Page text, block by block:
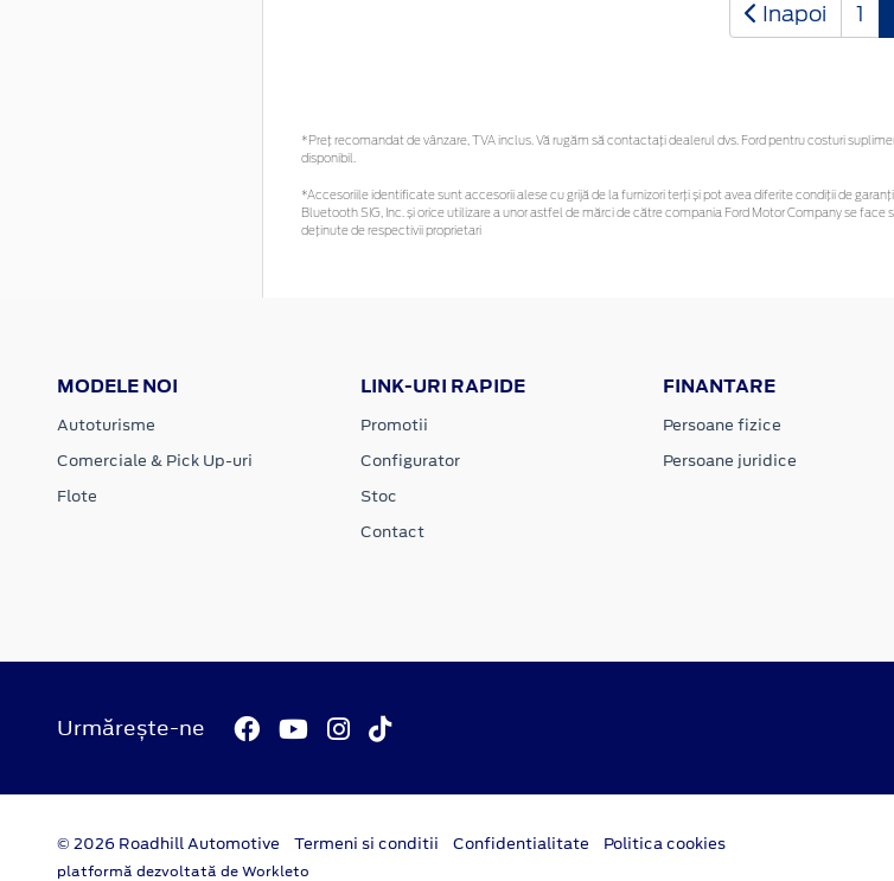
Inapoi 1
*Preţ recomandat de vânzare, TVA inclus. Vă rugăm să contactaţi dealerul dvs. Ford pentru costuri
disponibil.
*Accesoriile identificate sunt accesorii alese cu grijă de la furnizori terți și pot avea diferite condiții de
Bluetooth SIG, Inc. și orice utilizare a unor astfel de mărci de către compania Ford Motor Company se
deținute de respectivii proprietari
MODELE NOI
Autoturisme
Comerciale & Pick Up-uri
Flote
LINK-URI RAPIDE
Promotii
Configurator
Stoc
Contact
FINANTARE
Persoane fizice
Persoane juridice
Urmărește-ne
© 2026 Roadhill Automotive Termeni si conditii Confidentialitate Politica cookies
platformă dezvoltată de Workleto